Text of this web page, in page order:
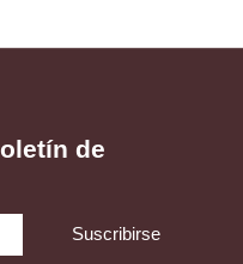
de
Suscribirse